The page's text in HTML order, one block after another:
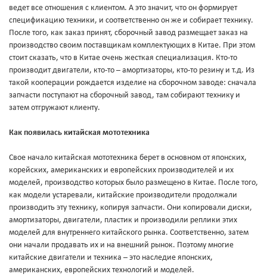
ведет все отношения с клиентом. А это значит, что он формирует
спецификацию техники, и соответственно он же и собирает технику.
После того, как заказ принят, сборочный завод размещает заказ на
производство своим поставщикам комплектующих в Китае. При этом
стоит сказать, что в Китае очень жесткая специализация. Кто-то
производит двигатели, кто-то – амортизаторы, кто-то резину и т.д. Из
такой кооперации рождается изделие на сборочном заводе: сначала
запчасти поступают на сборочный завод, там собирают технику и
затем отгружают клиенту.
Как появилась китайская мототехника
Свое начало китайская мототехника берет в основном от японских,
корейских, американских и европейских производителей и их
моделей, производство которых было размещено в Китае. После того,
как модели устаревали, китайские производители продолжали
производить эту технику, копируя запчасти. Они копировали диски,
амортизаторы, двигатели, пластик и производили реплики этих
моделей для внутреннего китайского рынка. Соответственно, затем
они начали продавать их и на внешний рынок. Поэтому многие
китайские двигатели и техника – это наследие японских,
американских, европейских технологий и моделей.